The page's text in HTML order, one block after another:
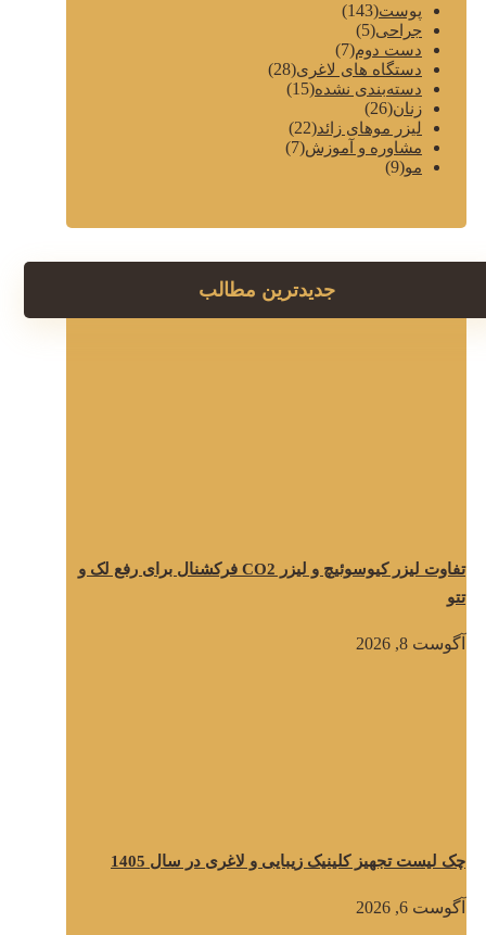
پوست(143)
جراحی(5)
دست دوم(7)
دستگاه های لاغری(28)
دسته‌بندی نشده(15)
زنان(26)
لیزر موهای زائد(22)
مشاوره و آموزش(7)
مو(9)
جدیدترین مطالب
تفاوت لیزر کیوسوئیچ و لیزر CO2 فرکشنال برای رفع لک و
تتو
آگوست 8, 2026
چک لیست تجهیز کلینیک زیبایی و لاغری در سال 1405
آگوست 6, 2026